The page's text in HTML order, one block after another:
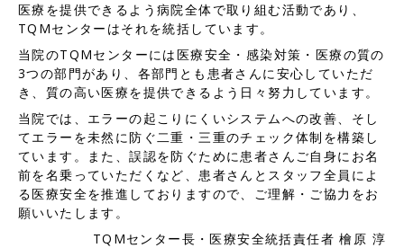
医療を提供できるよう病院全体で取り組む活動であり、
TQMセンターはそれを統括しています。
当院のTQMセンターには医療安全・感染対策・医療の質の
3つの部門があり、各部門とも患者さんに安心していただ
き、質の高い医療を提供できるよう日々努力しています。
当院では、エラーの起こりにくいシステムへの改善、そし
てエラーを未然に防ぐ二重・三重のチェック体制を構築し
ています。また、誤認を防ぐために患者さんご自身にお名
前を名乗っていただくなど、患者さんとスタッフ全員によ
る医療安全を推進しておりますので、ご理解・ご協力をお
願いいたします。
TQMセンター長・医療安全統括責任者 檜原 淳